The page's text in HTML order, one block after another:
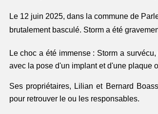
Le 12 juin 2025, dans la commune de
brutalement basculé. Storm a été
Le choc a été immense : Storm a
avec la pose d'un implant et d'une plaque
Ses propriétaires, Lilian et Bernard
pour retrouver le ou les responsables.